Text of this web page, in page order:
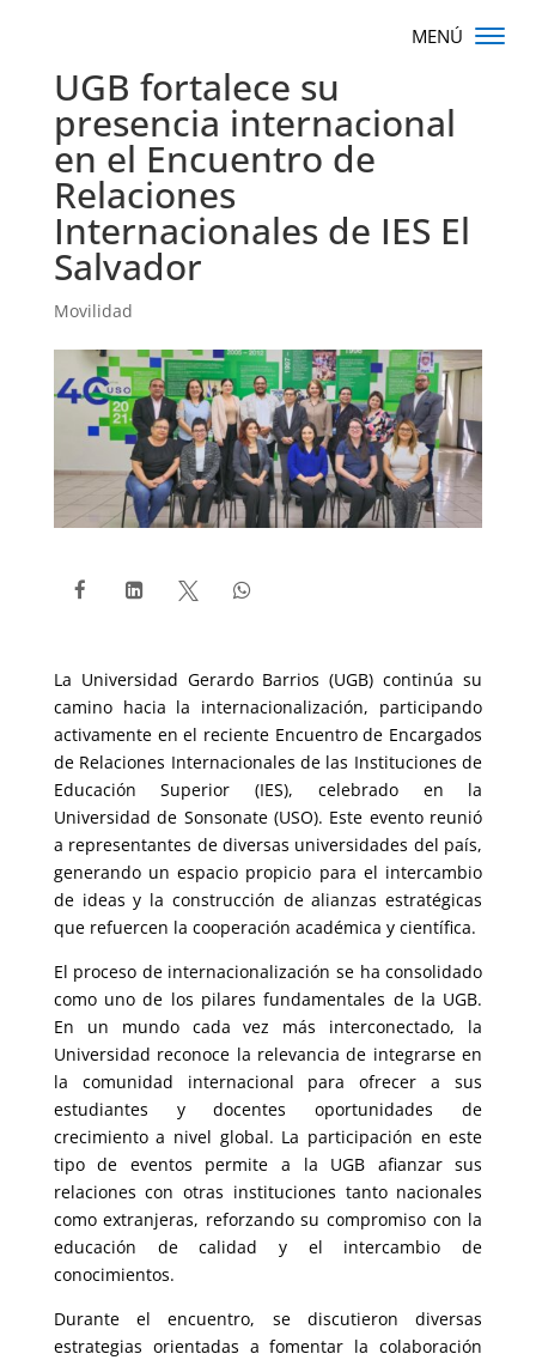
UGB fortalece su
presencia internacional
en el Encuentro de
Relaciones
Internacionales de IES El
Salvador
Movilidad
   
La Universidad Gerardo Barrios (UGB) continúa su
camino hacia la internacionalización, participando
activamente en el reciente Encuentro de Encargados
de Relaciones Internacionales de las Instituciones de
Educación Superior (IES), celebrado en la
Universidad de Sonsonate (USO). Este evento reunió
a representantes de diversas universidades del país,
generando un espacio propicio para el intercambio
de ideas y la construcción de alianzas estratégicas
que refuercen la cooperación académica y científica.
El proceso de internacionalización se ha consolidado
como uno de los pilares fundamentales de la UGB.
En un mundo cada vez más interconectado, la
Universidad reconoce la relevancia de integrarse en
la comunidad internacional para ofrecer a sus
estudiantes y docentes oportunidades de
crecimiento a nivel global. La participación en este
tipo de eventos permite a la UGB afianzar sus
relaciones con otras instituciones tanto nacionales
como extranjeras, reforzando su compromiso con la
educación de calidad y el intercambio de
conocimientos.
Durante el encuentro, se discutieron diversas
estrategias orientadas a fomentar la colaboración